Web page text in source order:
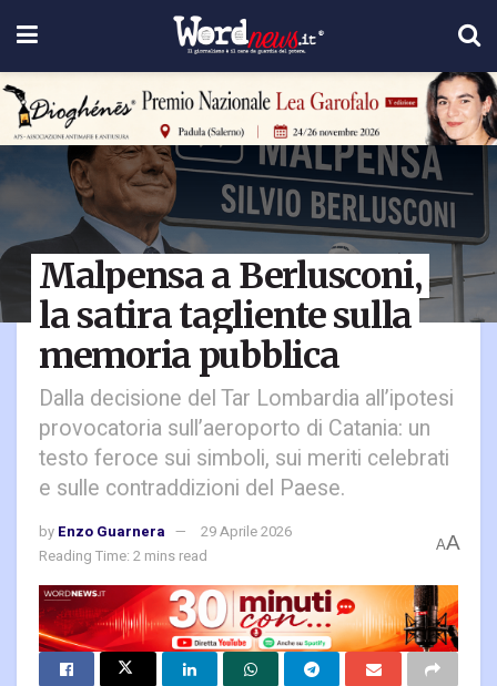
Malpensa a Berlusconi,
la satira tagliente sulla
memoria pubblica
Dalla decisione del Tar Lombardia all’ipotesi
provocatoria sull’aeroporto di Catania: un
testo feroce sui simboli, sui meriti celebrati
e sulle contraddizioni del Paese.
by Enzo Guarnera
29 Aprile 2026
Reading Time: 2 mins read
AA